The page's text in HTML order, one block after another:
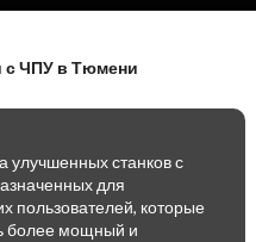
с ЧПУ в Тюмени
улучшенных станков с
для
пользователей, которые
более мощный и